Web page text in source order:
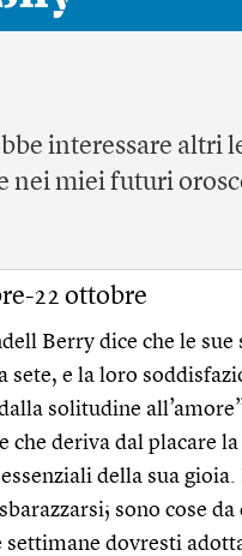
interessare altri
nei miei futuri
22 ottobre
Berry dice che le
sete, e la loro
solitudine
che deriva dal placare
della sua
sono cose
settimane dovresti